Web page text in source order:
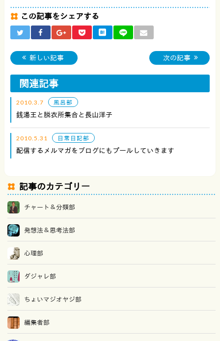
この記事をシェアする
新しい記事 次の記事
関連記事
2010.3.7 風呂部
銭湯王と脱衣所集合と長山洋子
2010.5.31 日常日記部
配信するメルマガをブログにもプールしていきます
記事のカテゴリー
チャート＆分類部
発想法＆思考法部
心理部
ダジャレ部
ちょいマジオヤジ部
編集者部